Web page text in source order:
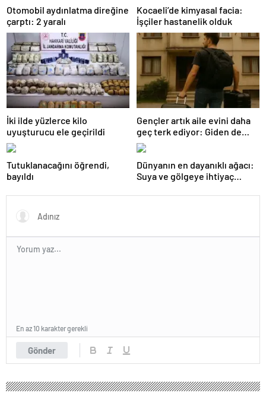
Otomobil aydınlatma direğine
çarptı: 2 yaralı
Kocaeli’de kimyasal facia:
İşçiler hastanelik olduk
İki ilde yüzlerce kilo
uyuşturucu ele geçirildi
Gençler artık aile evini daha
geç terk ediyor: Giden de
geri dönüyor
Tutuklanacağını öğrendi,
bayıldı
Dünyanın en dayanıklı ağacı:
Suya ve gölgeye ihtiyaç
veriyor!
Gönder
En az 10 karakter gerekli